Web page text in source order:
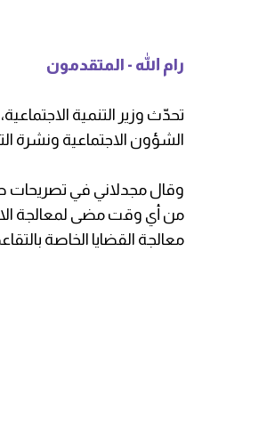
رام الله - المتقدمون
تحدّث وزير التنمية
الشؤون الاجتماعية ونشرة
وقال مجدلاني في تصريحات
من أي وقت مضى لمعالجة
معالجة القضايا الخاصة